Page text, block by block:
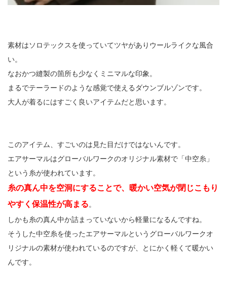
素材はソロテックスを使っていてツヤがありウールライクな風合
い。
なおかつ縫製の箇所も少なくミニマルな印象。
まるでテーラードのような感覚で使えるダウンブルゾンです。
大人が着るにはすごく良いアイテムだと思います。
このアイテム、すごいのは見た目だけではないんです。
エアサーマルはグローバルワークのオリジナル素材で「中空糸」
という糸が使われています。
糸の真ん中を空洞にすることで、暖かい空気が閉じこもり
やすく保温性が高まる。
しかも糸の真ん中か詰まっていないから軽量になるんですね。
そうした中空糸を使ったエアサーマルというグローバルワークオ
リジナルの素材が使われているのですが、とにかく軽くて暖かい
んです。